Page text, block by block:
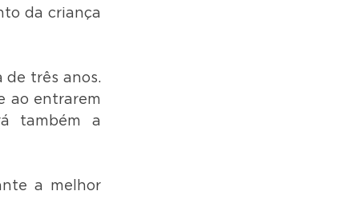
da criança
de três anos.
ao entrarem
também a
a melhor